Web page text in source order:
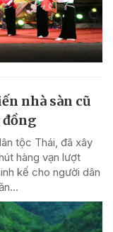
nhà sàn cũ
tộc Thái, đã xây
hàng vạn lượt
kế cho người dân